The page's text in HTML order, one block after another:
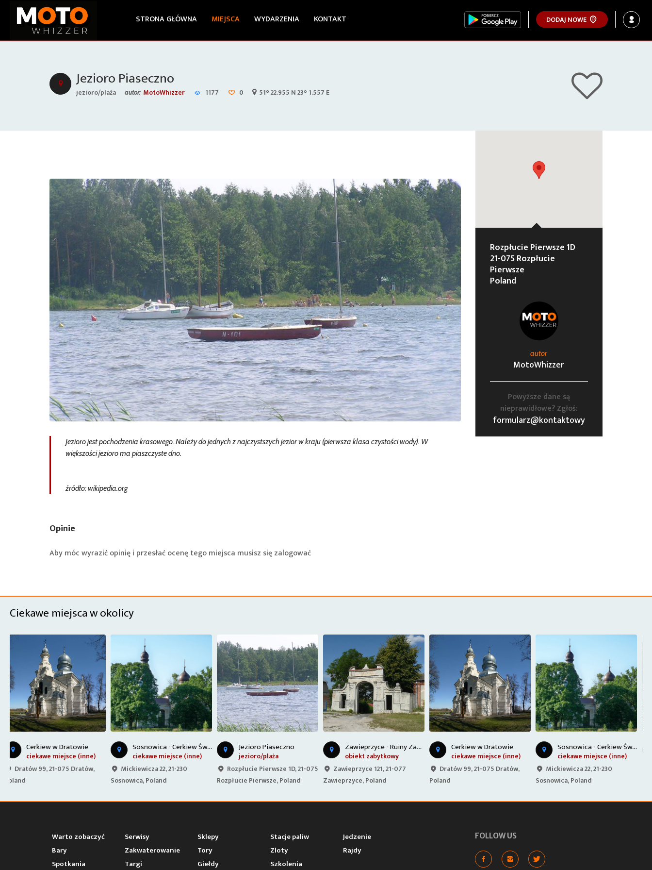
STRONA GŁÓWNA MIEJSCA WYDARZENIA KONTAKT DODAJ NOWE
Jezioro Piaseczno
jezioro/plaża autor: MotoWhizzer 1177 0 51° 22.955 N 23° 1.557 E
Jezioro jest pochodzenia krasowego. Należy do jednych z najczystszych jezior w kraju (pierwsza klasa czystości wody). W
większości jezioro ma piaszczyste dno.
źródło: wikipedia.org
Opinie
Aby móc wyrazić opinię i przesłać ocenę tego miejsca musisz sięzalogować
Rozpłucie Pierwsze 1D
21-075 Rozpłucie
Pierwsze
Poland
autor
MotoWhizzer
Powyższe dane są
nieprawidłowe? Zgłoś:
formularz@kontaktowy
Ciekawe miejsca w okolicy
Sosnowica - Cerkiew Św. Apostołów Piotra i Pawła
ciekawe miejsce (inne)
Mickiewicza 22, 21-230
Sosnowica, Poland
Jezioro Piaseczno
jezioro/plaża
Rozpłucie Pierwsze 1D, 21-075
Rozpłucie Pierwsze, Poland
obiekt zabytkowy
Zawieprzyce 121, 21-077
Zawieprzyce, Poland
Cerkiew w Dratowie
ciekawe miejsce (inne)
Dratów 99, 21-075 Dratów,
Poland
Sosnowica - Cerkiew Św. Apostołów Piotra i Pawła
ciekawe miejsce (inne)
Mickiewicza 22, 21-230
Sosnowica, Poland
Jezioro Piaseczno
jezioro/plaża
Rozpłucie Pierwsze 1D, 21-075
Rozpłucie Pierwsze, Poland
Warto zobaczyć Serwisy Sklepy Stacje paliw
Jedzenie
Bary
Zakwaterowanie Tory Zloty
Rajdy
Spotkania
Targi Giełdy Szkolenia
FOLLOW US